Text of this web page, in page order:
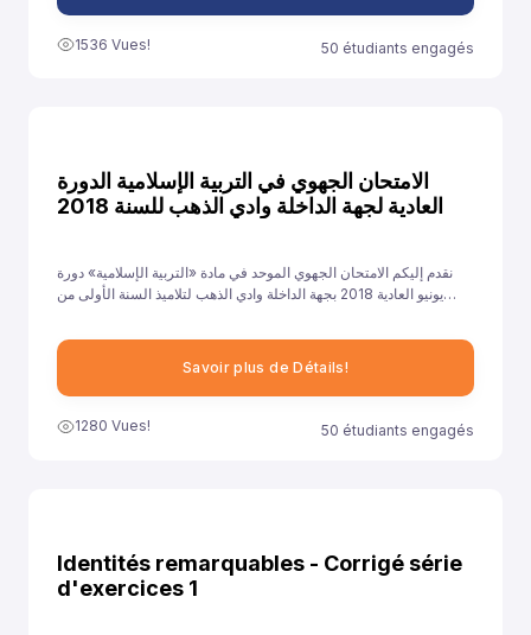
1536 Vues! 50 étudiants engagés
الامتحان الجهوي في التربية الإسلامية الدورة
العادية لجهة الداخلة وادي الذهب للسنة 2018
نقدم إليكم الامتحان الجهوي الموحد في مادة «التربية الإسلامية» دورة
يونيو العادية 2018 بجهة الداخلة وادي الذهب لتلاميذ السنة الأولى من
توفيرنا لهذا النموذج إلى مساعدة تلاميذ على الاستعداد الجيد لخوض غمار
Savoir plus de Détails!
1280 Vues! 50 étudiants engagés
Identités remarquables - Corrigé série
d'exercices 1